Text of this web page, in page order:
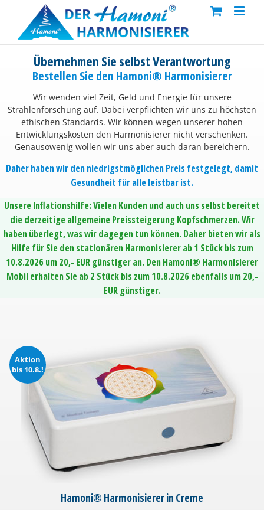
content
Übernehmen Sie selbst Verantwortung
Bestellen Sie den Hamoni® Harmonisierer
Wir wenden viel Zeit, Geld und Energie für unsere
Strahlenforschung auf. Dabei verpflichten wir uns zu höchsten
ethischen Standards. Wir können wegen unserer hohen
Entwicklungskosten den Harmonisierer nicht verschenken.
Genausowenig wollen wir uns aber auch daran bereichern.
Daher haben wir den niedrigstmöglichen Preis festgelegt, damit
Gesundheit für alle leistbar ist.
Unsere Inflationshilfe:Vielen Kunden und auch uns selbst bereitet
die derzeitige allgemeine Preissteigerung Kopfschmerzen. Wir
haben überlegt, was wir dagegen tun können. Daher bieten wir als
Hilfe für Sie den stationären Harmonisierer ab 1 Stück bis zum
10.8.2026 um 20,- EUR günstiger an. Den Hamoni® Harmonisierer
Mobil erhalten Sie ab 2 Stück bis zum 10.8.2026 ebenfalls um 20,-
EUR günstiger.
Aktion
bis 10.8.!
Hamoni® Harmonisierer in Creme